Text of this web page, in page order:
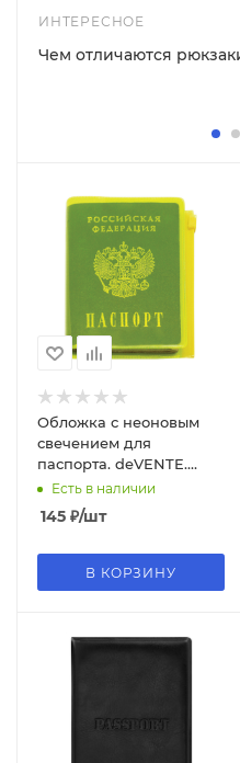
ИНТЕРЕСНОЕ
Чем отличаются
Обложка с неоновым
свечением для
паспорта. deVENTE.
неоновая желтая,
1030200
Есть в наличии
145 ₽/шт
В КОРЗИНУ